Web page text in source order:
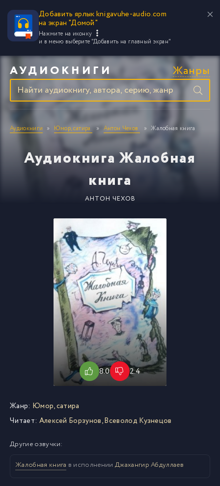
Добавить ярлык knigavuhe-audio.com
на экран "Домой"
Нажмите на иконку
и в меню выберите "Добавить на главный экран"
АУДИОКНИГИ Жанры
Аудиокниги Юмор, сатира Антон Чехов Жалобная книга
Аудиокнига Жалобная
книга
АНТОН ЧЕХОВ
8.0 2.4
Жанр: Юмор, сатира
Читает: Алексей Борзунов, Всеволод Кузнецов
Другие озвучки:
Жалобная книга в исполнении Джахангир Абдуллаев